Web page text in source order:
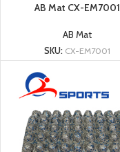
AB Mat CX-EM7001
AB Mat
SKU: CX-EM7001